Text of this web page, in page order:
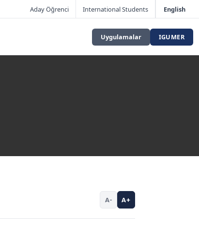
Aday Öğrenci International Students English
Uygulamalar IGUMER
A- A+